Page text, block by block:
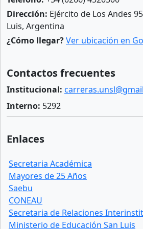
Dirección: Ejército de Los Andes
Luis, Argentina
¿Cómo llegar?Ver ubicación en
Contactos frecuentes
Institucional:
Interno: 5292
Enlaces
Secretaria Académica
Mayores de 25 Años
Saebu
CONEAU
Secretaria de Relaciones
Ministerio de Educación San Luis